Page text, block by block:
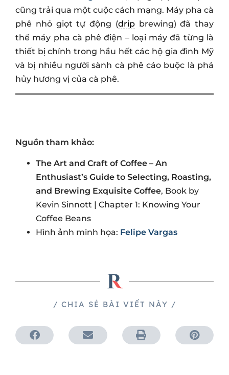
cũng trải qua một cuộc cách mạng. Máy pha cà
phê nhỏ giọt tự động (dripbrewing) đã thay
thế máy pha cà phê điện – loại máy đã từng là
thiết bị chính trong hầu hết các hộ gia đình Mỹ
và bị nhiều người sành cà phê cáo buộc là phá
hủy hương vị của cà phê.
Nguồn tham khảo:
The Art and Craft of Coffee – An
Enthusiast’s Guide to Selecting, Roasting,
and Brewing Exquisite Coffee, Book by
Kevin Sinnott | Chapter 1: Knowing Your
Coffee Beans
Hình ảnh minh họa: Felipe Vargas
/ CHIA SẺ BÀI VIẾT NÀY /